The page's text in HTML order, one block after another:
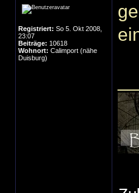
Registriert: So 5. Okt 2008,
23:07
Beiträge: 10618
Wohnort: Calimport (nähe
Duisburg)